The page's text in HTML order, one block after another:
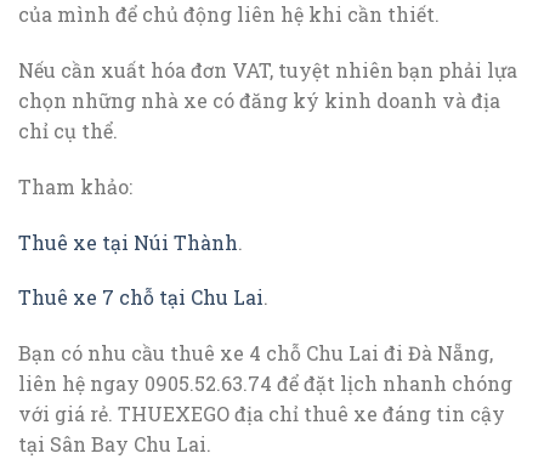
của mình để chủ động liên hệ khi cần thiết.
Nếu cần xuất hóa đơn VAT, tuyệt nhiên bạn phải lựa
chọn những nhà xe có đăng ký kinh doanh và địa
chỉ cụ thể.
Tham khảo:
Thuê xe tại Núi Thành.
Thuê xe 7 chỗ tại Chu Lai.
Bạn có nhu cầu thuê xe 4 chỗ Chu Lai đi Đà Nẵng,
liên hệ ngay 0905.52.63.74 để đặt lịch nhanh chóng
với giá rẻ. THUEXEGO địa chỉ thuê xe đáng tin cậy
tại Sân Bay Chu Lai.